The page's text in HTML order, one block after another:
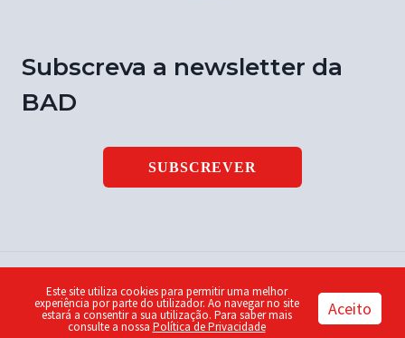
Subscreva a newsletter da
BAD
SUBSCREVER
© 2026 Notícia BAD | ISSN 1646-9003 | Design by Piu
Este site utiliza cookies para permitir uma melhor
experiência por parte do utilizador. Ao navegar no site
estará a consentir a sua utilização. Para saber mais
consulte a nossa Política de Privacidade
Aceito